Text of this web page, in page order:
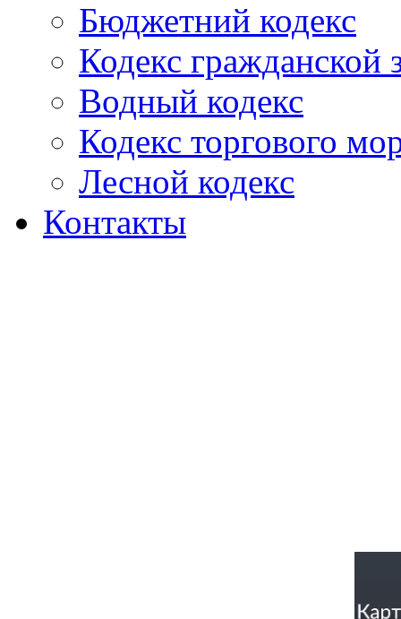
Бюджетний кодекс
Кодекс гражданской
Водный кодекс
Кодекс торгового
Лесной кодекс
Контакты